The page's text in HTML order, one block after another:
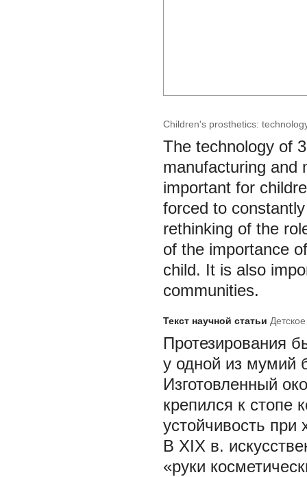
Children's prosthetics:
The technology of
manufacturing and
important for
forced to
rethinking of the
of the importance
child. It is also
communities.
Текст научной статьи
Протезирования
у одной из мумий
Изготовленный
крепился к стопе
устойчивость при
В XIX в.
«руки